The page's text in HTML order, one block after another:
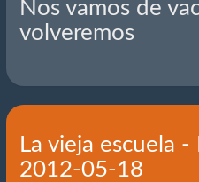
Nos vamos de
volveremos
La vieja escuela
2012-05-18